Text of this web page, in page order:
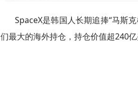
SpaceX是韩国人长期追捧“马斯
们最大的海外持仓，持仓价值超240亿